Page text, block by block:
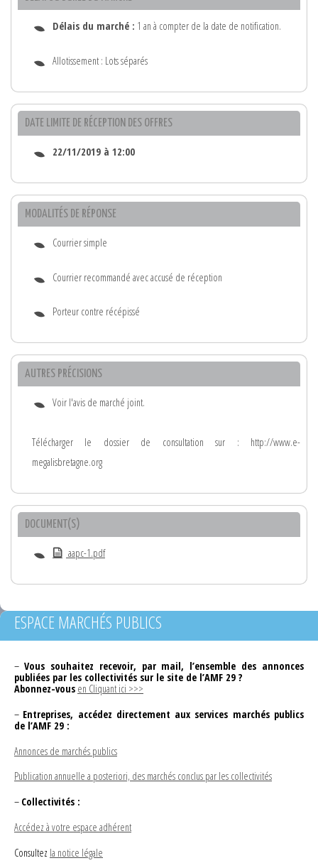
Délais du marché : 1 an à compter de la date de notification.
Allotissement : Lots séparés
DATE LIMITE DE RÉCEPTION DES OFFRES
22/11/2019 à 12:00
MODALITÉS DE RÉPONSE
Courrier simple
Courrier recommandé avec accusé de réception
Porteur contre récépissé
AUTRES PRÉCISIONS
Voir l'avis de marché joint.
Télécharger le dossier de consultation sur : http://www.e-
megalisbretagne.org
DOCUMENT(S)
aapc-1.pdf
ESPACE MARCHÉS PUBLICS
– Vous souhaitez recevoir, par mail, l’ensemble des annonces
publiées par les collectivités sur le site de l’AMF 29 ?
Abonnez-vous en Cliquant ici >>>
– Entreprises, accédez directement aux services marchés publics
de l’AMF 29 :
Annonces de marchés publics
Publication annuelle a posteriori, des marchés conclus par les collectivités
– Collectivités :
Accédez à votre espace adhérent
Consultez la notice légale